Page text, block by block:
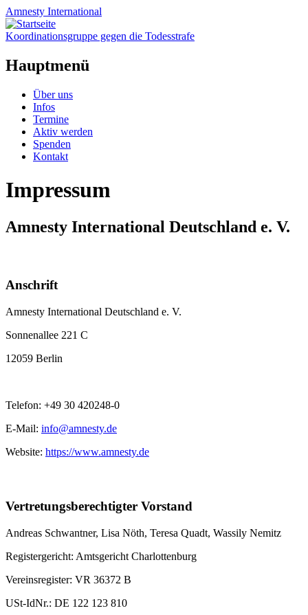
Amnesty International
Koordinationsgruppe gegen die Todesstrafe
Hauptmenü
Zum
Inhalt
springen
Über uns
Infos
Termine
Aktiv werden
Spenden
Kontakt
Impressum
Amnesty International Deutschland e. V.
Anschrift
Amnesty International Deutschland e. V.
Sonnenallee 221 C
12059 Berlin
Telefon: +49 30 420248-0
E-Mail: info@amnesty.de
Website: https://www.amnesty.de
Vertretungsberechtigter Vorstand
Andreas Schwantner, Lisa Nöth, Teresa Quadt, Wassily Nemitz
Registergericht: Amtsgericht Charlottenburg
Vereinsregister: VR 36372 B
USt-IdNr.: DE 122 123 810